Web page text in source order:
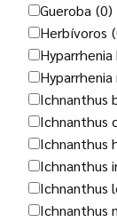
Gueroba (0)
Herbívoros
Hyparrhenia
Ichnanthus
Ichnanthus
Ichnanthus
Ichnanthus
Ichnanthus
Ichnanthus